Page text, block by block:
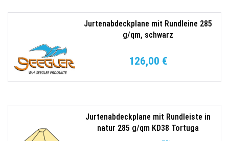
Jurtenabdeckplane mit Rundleine 285
g/qm, schwarz
126,00 €
Jurtenabdeckplane mit Rundleiste in
natur 285 g/qm KD38 Tortuga